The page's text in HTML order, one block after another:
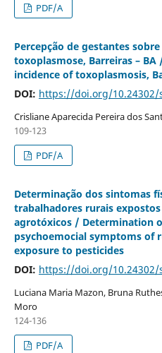
PDF/A
Percepção de gestantes
toxoplasmose, Barreiras –
incidence of toxoplasmosis,
DOI: https://doi.org/10.24302/
Crisliane Aparecida Pereira dos
109-123
PDF/A
Determinação dos sintomas
trabalhadores rurais
agrotóxicos / Determination
psychoemocial symptoms of
exposure to pesticides
DOI: https://doi.org/10.24302/
Luciana Maria Mazon, Bruna
Moro
124-136
PDF/A